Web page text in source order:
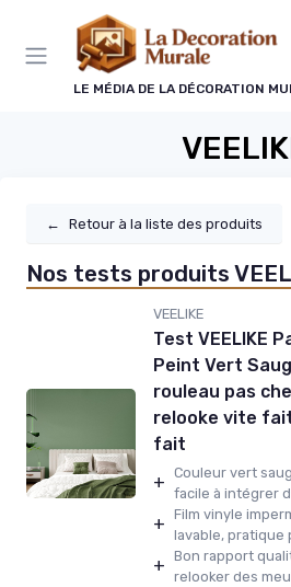
LE MÉDIA DE LA DÉCORATION
← Retour à la liste des produits
Nos tests produits
VEELIKE
Test VEELIKE
Peint Vert
rouleau pas
relooke vite
fait
+ Couleur vert
facile à intégrer
+ Film vinyle
lavable, pratique
+ Bon rapport
relooker des
Panneau de gestion des cookies